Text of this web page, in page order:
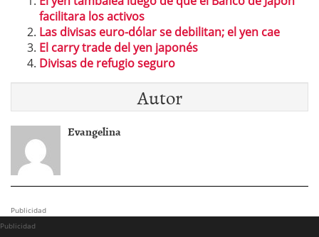
facilitara los activos
Las divisas euro-dólar se debilitan; el yen cae
El carry trade del yen japonés
Divisas de refugio seguro
Autor
Evangelina
Publicidad
Publicidad